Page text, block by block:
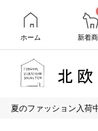
ホーム 新着
夏のファッション入荷